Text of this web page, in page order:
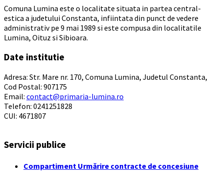
Comuna Lumina este o localitate situata in partea central-
estica a judetului Constanta, infiintata din punct de vedere
administrativ pe 9 mai 1989 si este compusa din localitatile
Lumina, Oituz si Sibioara.
Date institutie
Adresa: Str. Mare nr. 170, Comuna Lumina, Judetul Constanta,
Cod Postal: 907175
Email: contact@primaria-lumina.ro
Telefon: 0241251828
CUI: 4671807
Servicii publice
Compartiment Urmărire contracte de concesiune